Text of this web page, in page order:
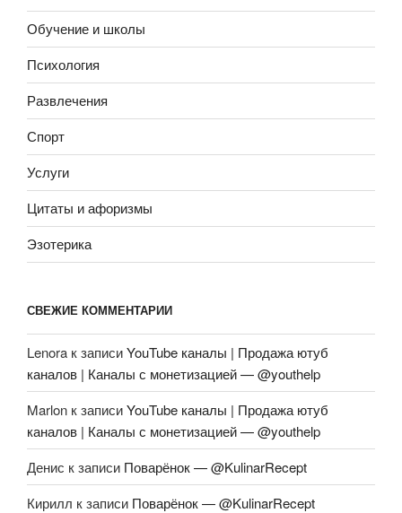
Обучение и школы
Психология
Развлечения
Спорт
Услуги
Цитаты и афоризмы
Эзотерика
СВЕЖИЕ КОММЕНТАРИИ
Lenora к записиYouTube каналы | Продажа ютуб
каналов | Каналы с монетизацией — @youthelp
Marlon к записиYouTube каналы | Продажа ютуб
каналов | Каналы с монетизацией — @youthelp
Денис к записи Поварёнок — @KulinarRecept
Кирилл к записи Поварёнок — @KulinarRecept